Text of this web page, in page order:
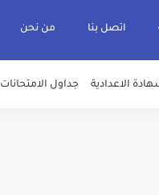
اتصل بنا من نحن
الاعدادية جداول الامتحانات